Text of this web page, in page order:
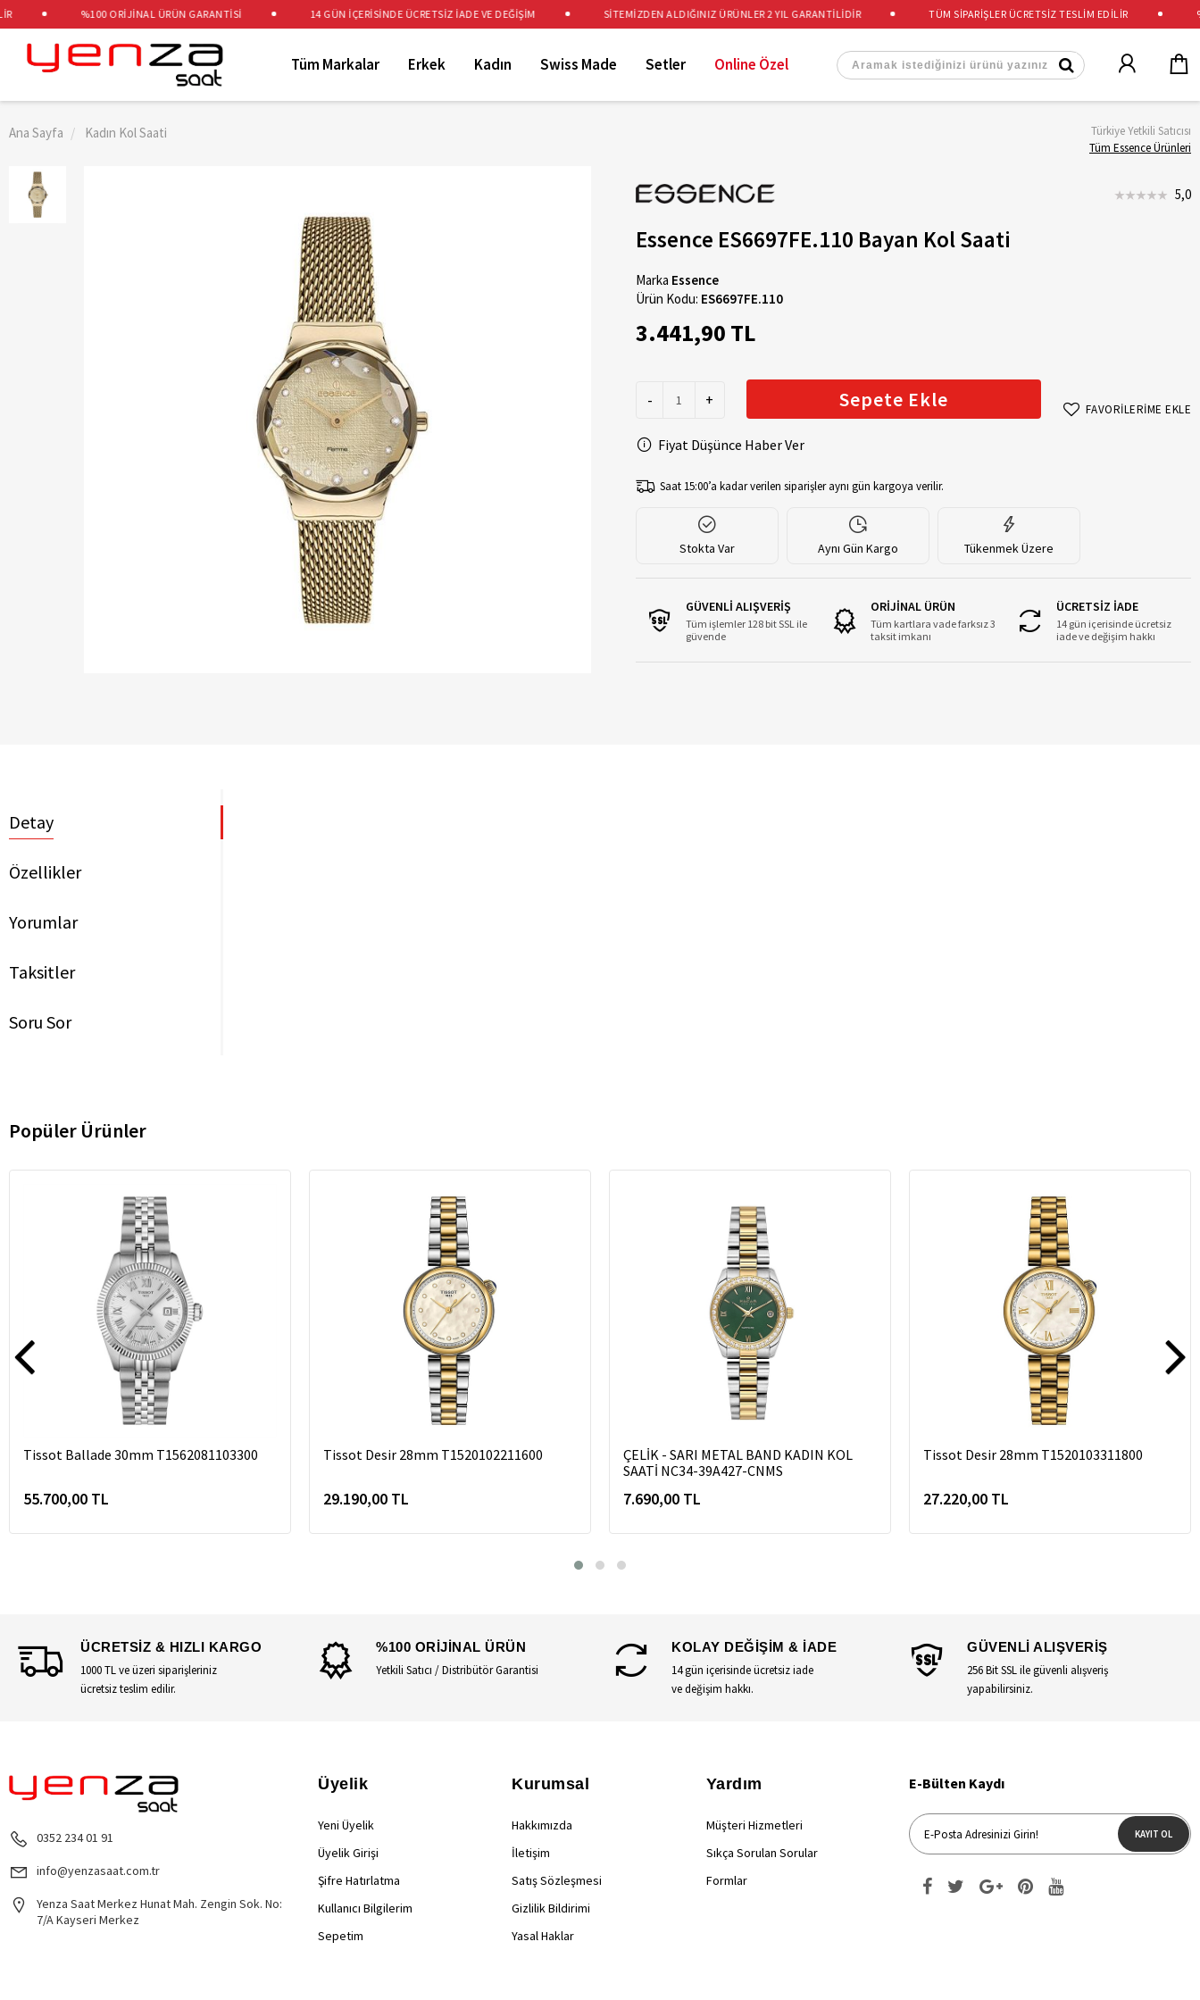
TÜM SİPARİŞLER ÜCRETSİZ TESLİM EDİLİR
%100 ORİJİNAL ÜRÜN GARANTİSİ 14 GÜN İÇERİSİNDE ÜCRETSİZ İADE VE DEĞİŞİM SİTEMİZDEN ALDIĞINIZ ÜRÜNLER 2 YIL GARANTİLİDİR
Tüm Markalar Erkek Kadın Swiss Made Setler Online Özel
Ana Sayfa Kadın Kol Saati
Türkiye Yetkili Satıcısı
Tüm Essence Ürünleri
5,0
Essence ES6697FE.110 Bayan Kol Saati
Marka Essence
Ürün Kodu: ES6697FE.110
3.441,90 TL
- + Sepete Ekle FAVORİLERİME EKLE
Fiyat Düşünce Haber Ver
Saat 15:00’a kadar verilen siparişler aynı gün kargoya verilir.
Stokta Var Aynı Gün Kargo Tükenmek Üzere
GÜVENLİ ALIŞVERİŞ
Tüm işlemler 128 bit SSL ile
güvende
ORİJİNAL ÜRÜN
Tüm kartlara vade farksız 3
taksit imkanı
ÜCRETSİZ İADE
14 gün içerisinde ücretsiz
iade ve değişim hakkı
Detay
Özellikler
Yorumlar
Taksitler
Soru Sor
Popüler Ürünler
Tissot Ballade 30mm T1562081103300
55.700,00 TL
Tissot Desir 28mm T1520102211600
29.190,00 TL
ÇELİK - SARI METAL BAND KADIN KOL
SAATİ NC34-39A427-CNMS
7.690,00 TL
Tissot Desir 28mm T1520103311800
27.220,00 TL
ÜCRETSİZ & HIZLI KARGO
1000 TL ve üzeri siparişleriniz
ücretsiz teslim edilir.
%100 ORİJİNAL ÜRÜN
Yetkili Satıcı / Distribütör Garantisi
KOLAY DEĞİŞİM & İADE
14 gün içerisinde ücretsiz iade
ve değişim hakkı.
GÜVENLİ ALIŞVERİŞ
256 Bit SSL ile güvenli alışveriş
yapabilirsiniz.
0352 234 01 91
info@yenzasaat.com.tr
Yenza Saat Merkez Hunat Mah. Zengin Sok. No:
7/A Kayseri Merkez
Üyelik
Yeni Üyelik
Üyelik Girişi
Şifre Hatırlatma
Kullanıcı Bilgilerim
Sepetim
Kurumsal
Hakkımızda
İletişim
Satış Sözleşmesi
Gizlilik Bildirimi
Yasal Haklar
Yardım
Müşteri Hizmetleri
Sıkça Sorulan Sorular
Formlar
E-Bülten Kaydı
KAYIT OL